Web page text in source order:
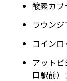
酸素カプ
ラウン
コインロ
アットビ
口駅前）